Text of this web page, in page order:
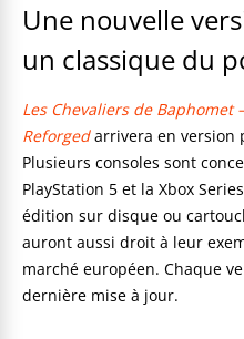
Une nouvelle
un classique du
Les Chevaliers de Baphomet
Reforgedarrivera en version
Plusieurs consoles sont
PlayStation 5 et la Xbox
édition sur disque ou
auront aussi droit à leur
marché européen. Chaque
dernière mise à jour.